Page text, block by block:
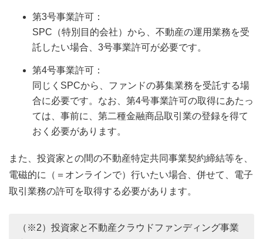
第3号事業許可：
SPC（特別目的会社）から、不動産の運用業務を受
託したい場合、3号事業許可が必要です。
第4号事業許可：
同じくSPCから、ファンドの募集業務を受託する場
合に必要です。なお、第4号事業許可の取得にあたっ
ては、事前に、第二種金融商品取引業の登録を得て
おく必要があります。
また、投資家との間の不動産特定共同事業契約締結等を、
電磁的に（＝オンラインで）行いたい場合、併せて、電子
取引業務の許可を取得する必要があります。
（※2）投資家と不動産クラウドファンディング事業